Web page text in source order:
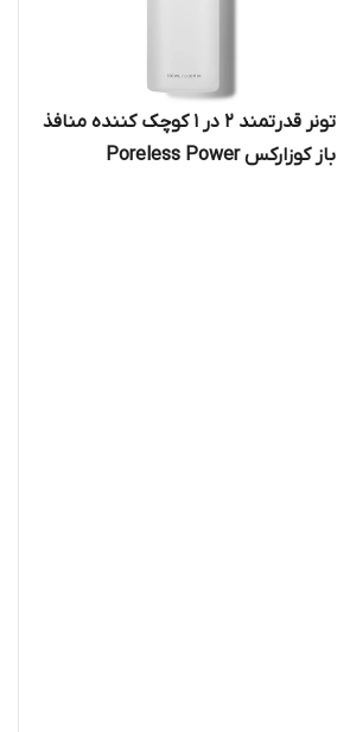
تونر قدرتمند 2 در 1 کوچک کننده منافذ
باز کوزارکس Poreless Power